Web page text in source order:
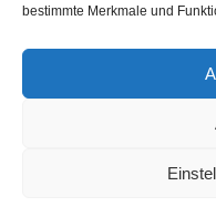
bestimmte Merkmale und